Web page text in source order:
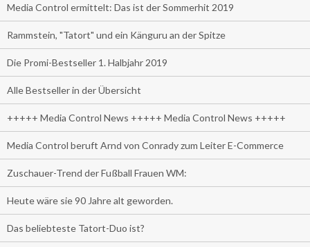
Media Control ermittelt: Das ist der Sommerhit 2019
Rammstein, "Tatort" und ein Känguru an der Spitze
Die Promi-Bestseller 1. Halbjahr 2019
Alle Bestseller in der Übersicht
+++++ Media Control News +++++ Media Control News +++++
Media Control beruft Arnd von Conrady zum Leiter E-Commerce
Zuschauer-Trend der Fußball Frauen WM:
Heute wäre sie 90 Jahre alt geworden.
Das beliebteste Tatort-Duo ist?